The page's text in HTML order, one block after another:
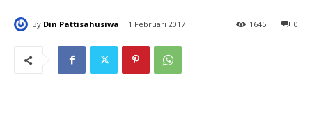
By Din Pattisahusiwa 1 Februari 2017 0
1645